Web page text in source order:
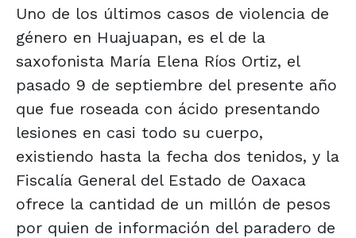
Uno de los últimos casos de violencia de
género en Huajuapan, es el de la
saxofonista María Elena Ríos Ortiz, el
pasado 9 de septiembre del presente año
que fue roseada con ácido presentando
lesiones en casi todo su cuerpo,
existiendo hasta la fecha dos tenidos, y la
Fiscalía General del Estado de Oaxaca
ofrece la cantidad de un millón de pesos
por quien de información del paradero de